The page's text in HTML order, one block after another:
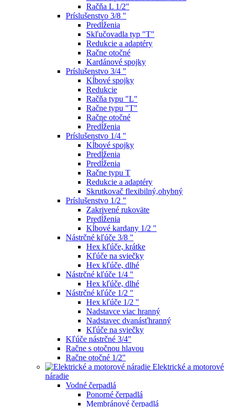
Račňa L 1/2"
Príslušenstvo 3/8 "
Predĺženia
Skľučovadla typ "T"
Redukcie a adaptéry
Račne otočné
Kardánové spojky
Príslušenstvo 3/4 "
Kĺbové spojky
Redukcie
Račňa typu "L"
Račne typu "T"
Račne otočné
Predĺženia
Príslušenstvo 1/4 "
Kĺbové spojky
Predĺženia
Predĺženia
Račne typu T
Redukcie a adaptéry
Skrutkovač flexibilný,ohybný
Príslušenstvo 1/2 "
Zakrivené rukoväte
Predĺženia
Kĺbové kardany 1/2 "
Nástrčné kľúče 3/8 "
Hex kľúče, krátke
Kľúče na sviečky
Hex kľúče, dlhé
Nástrčné kľúče 1/4 "
Hex kľúče, dlhé
Nástrčné kľúče 1/2 "
Hex kľúče 1/2 "
Nadstavce viac hranný
Nadstavec dvanásťhranný
Kľúče na sviečky
Kľúče nástrčné 3/4"
Račne s otočnou hlavou
Račne otočné 1/2"
Elektrické a motorové
náradie
Vodné čerpadlá
Ponorné čerpadlá
Membránové čerpadlá